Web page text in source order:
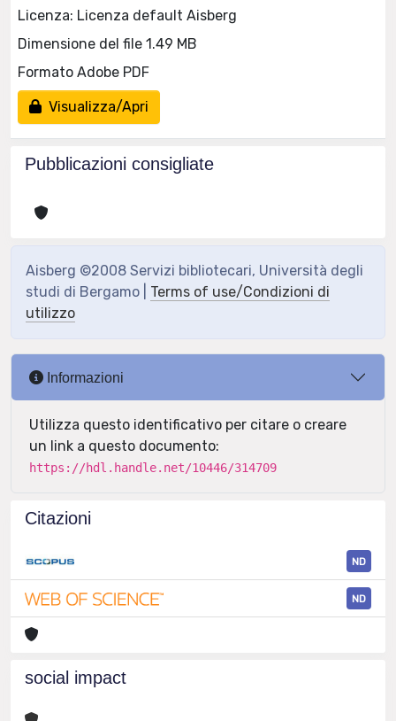
Licenza: Licenza default Aisberg
Dimensione del file 1.49 MB
Formato Adobe PDF
Visualizza/Apri
Pubblicazioni consigliate
Aisberg ©2008 Servizi bibliotecari, Università degli
studi di Bergamo | Terms of use/Condizioni di
utilizzo
Informazioni
Utilizza questo identificativo per citare o creare
un link a questo documento:
https://hdl.handle.net/10446/314709
Citazioni
ND
ND
social impact